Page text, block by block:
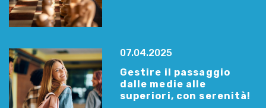
07.04.2025
Gestire il passaggio
dalle medie alle
superiori, con serenità!